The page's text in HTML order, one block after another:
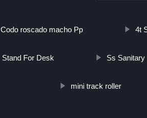
Codo roscado macho Pp 4t
Stand For Desk Ss Sanitary
mini track roller